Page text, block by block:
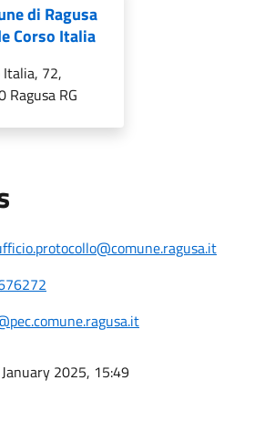
di Ragusa
Corso Italia
Italia, 72,
Ragusa RG
2025, 15:49